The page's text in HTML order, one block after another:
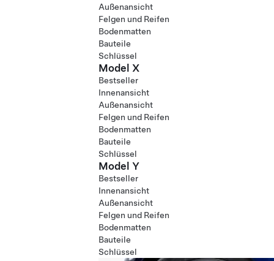
Außenansicht
Felgen und Reifen
Bodenmatten
Bauteile
Schlüssel
Model X
Bestseller
Innenansicht
Außenansicht
Felgen und Reifen
Bodenmatten
Bauteile
Schlüssel
Model Y
Bestseller
Innenansicht
Außenansicht
Felgen und Reifen
Bodenmatten
Bauteile
Schlüssel